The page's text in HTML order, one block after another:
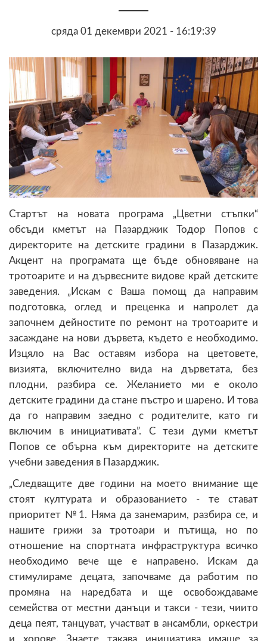
сряда 01 декември 2021 - 16:19:39
Стартът на новата програма „Цветни стъпки“
обсъди кметът на Пазарджик Тодор Попов с
директорите на детските градини в Пазарджик.
Акцент на програмата ще бъде обновяване на
тротоарите и на дървесните видове край детските
заведения. „Искам с Ваша помощ да направим
подготовка, оглед и преценка и напролет да
започнем дейностите по ремонт на тротоарите и
засаждане на нови дървета, където е необходимо.
Изцяло на Вас оставям избора на цветовете,
визията, включително вида на дърветата, без
плодни, разбира се. Желанието ми е около
детските градини да стане пъстро и шарено. И това
да го направим заедно с родителите, като ги
включим в инициативата”. С тези думи кметът
Попов се обърна към директорите на детските
учебни заведения в Пазарджик.
„Следващите две години на моето внимание ще
стоят културата и образованието - те стават
приоритет №1. Няма да занемарим, разбира се, и
нашите грижи за тротоари и пътища, но по
отношение на спортната инфраструктура всичко
необходимо вече ще е направено. Искам да
стимулираме децата, започваме да работим по
промяна на наредбата и ще освобождаваме
семейства от местни данъци и такси - тези, чиито
деца пеят, танцуват, участват в ансамбли, оркестри
и хорове. Знаете такава инициатива имаше за